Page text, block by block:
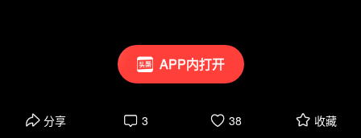
APP内打开
分享 3 38 收藏